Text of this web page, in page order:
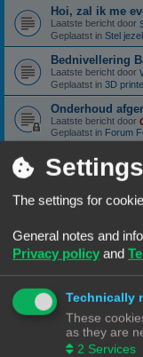
Hoi, zal ik me
Laatste bericht door
Geplaatst in Stel
Bednivellering
Laatste bericht door
Geplaatst in 3D
Onderhoud
Laatste bericht door
Geplaatst in Forum
Sunlu S4:
Laatste bericht door
Te
Anycubic Viper
Geplaatst in
3D-
canbus (Ebb42/
Geplaatst inKlipper
Forum
phppbb update 3.3.13
Laatste bericht door
Geplaatst in Forum
The settings for
General notes and
Privacy policy and
Technically
These
as they are
2 Services